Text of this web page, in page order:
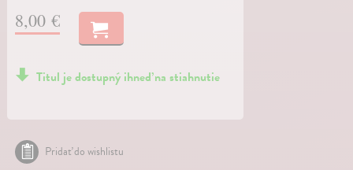
8,00 €
Titul je dostupný ihneď na stiahnutie
Pridať do wishlistu